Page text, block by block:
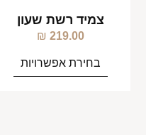
צמיד רשת שעון
219.00
₪
בחירת אפשרויות